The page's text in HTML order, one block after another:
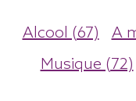
Alcool (67)
A
Musique (72)